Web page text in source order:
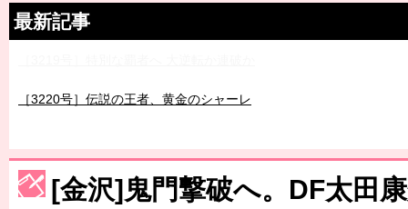
最新記事
［3220号］伝説の王者、黄金のシャーレ
［3230号］世界一への夢は終わらない
［3223号］一丸。日本出陣
[金沢]鬼門撃破へ。DF太田